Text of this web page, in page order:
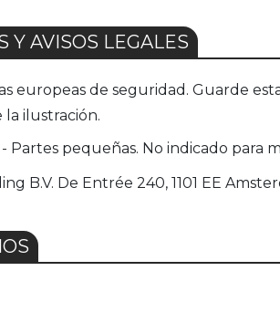
Y AVISOS LEGALES
europeas de seguridad. Guarde
la ilustración.
Partes pequeñas. No indicado para
B.V. De Entrée 240, 1101 EE